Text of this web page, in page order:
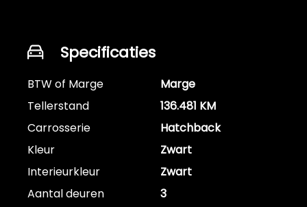
Specificaties
BTW of Marge
Marge
Tellerstand
136.481 KM
Carrosserie
Hatchback
Kleur
Zwart
Interieurkleur
Zwart
Aantal deuren
3